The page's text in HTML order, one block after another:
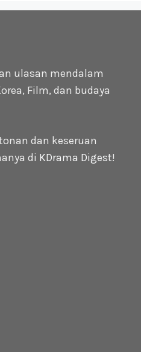
ulasan mendalam
Film, dan budaya
dan keseruan
di KDrama Digest!